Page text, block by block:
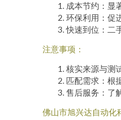
成本节约：显
环保利用：促
快速到位：二
注意事项：
核实来源与测
匹配需求：根
售后服务：了
佛山市旭兴达自动化